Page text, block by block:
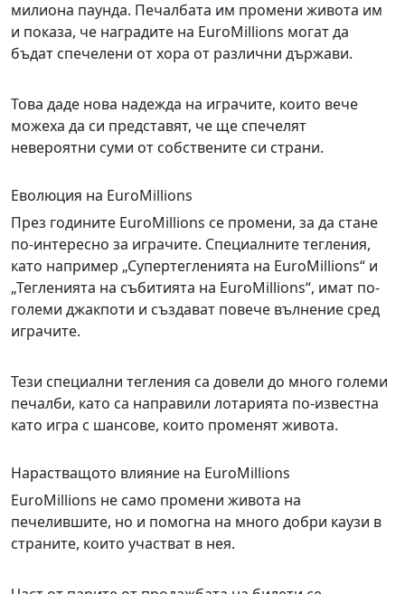
милиона паунда. Печалбата им промени живота им
и показа, че наградите на EuroMillions могат да
бъдат спечелени от хора от различни държави.
Това даде нова надежда на играчите, които вече
можеха да си представят, че ще спечелят
невероятни суми от собствените си страни.
Еволюция на EuroMillions
През годините EuroMillions се промени, за да стане
по-интересно за играчите. Специалните тегления,
като например „Супертегленията на EuroMillions“ и
„Тегленията на събитията на EuroMillions“, имат по-
големи джакпоти и създават повече вълнение сред
играчите.
Тези специални тегления са довели до много големи
печалби, като са направили лотарията по-известна
като игра с шансове, които променят живота.
Нарастващото влияние на EuroMillions
EuroMillions не само промени живота на
печелившите, но и помогна на много добри каузи в
страните, които участват в нея.